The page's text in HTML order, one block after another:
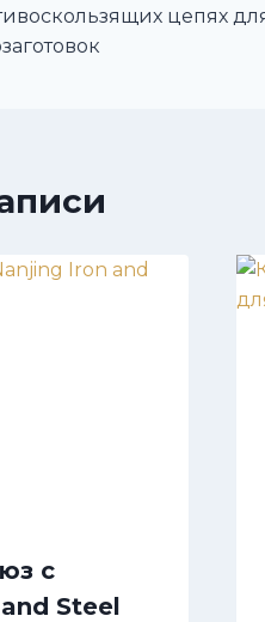
цепях
с
Steel